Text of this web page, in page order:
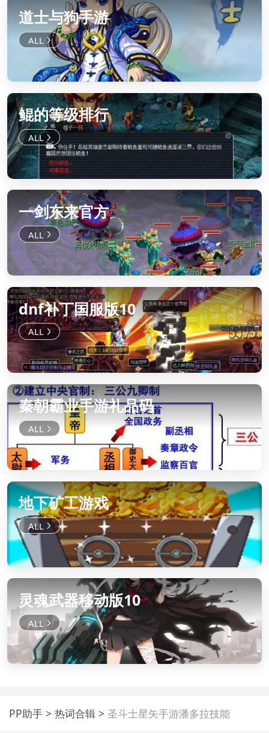
道士与狗手游
鲲的等级排行
一剑东来官方
dnf补丁国服版10
秦朝霸业手游礼品码
地下矿工游戏
灵魂武器移动版10
PP助手 热词合辑 圣斗士星矢手游潘多拉技能